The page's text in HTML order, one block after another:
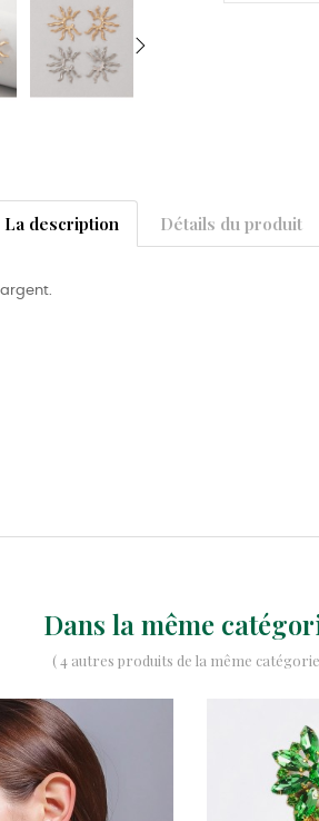
La description Détails du produit
Dans la même
( 4 autres produits de la même